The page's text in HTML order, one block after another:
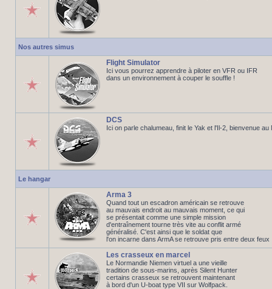
Nos autres simus
Flight Simulator
Ici vous pourrez apprendre à piloter en VFR ou IFR
dans un environnement à couper le souffle !
DCS
Ici on parle chalumeau, finit le Yak et l'Il-2, bienvenue au
Le hangar
Arma 3
Quand tout un escadron américain se retrouve
au mauvais endroit au mauvais moment, ce qui
se présentait comme une simple mission
d'entraînement tourne très vite au conflit armé
généralisé. C'est ainsi que le soldat que
l'on incarne dans ArmA se retrouve pris entre deux feux
Les crasseux en marcel
Le Normandie Niemen virtuel a une vieille
tradition de sous-marins, après Silent Hunter
certains crasseux se retrouvent maintenant
à bord d'un U-boat type VII sur Wolfpack.